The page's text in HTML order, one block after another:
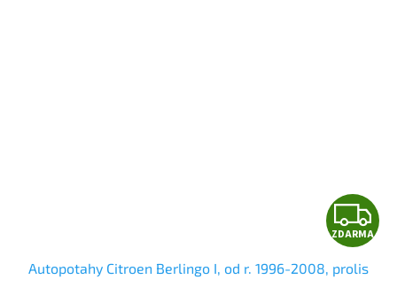
Z
D
ZDARMA
Autopotahy Citroen Berlingo I, od r. 1996-2008, prolis